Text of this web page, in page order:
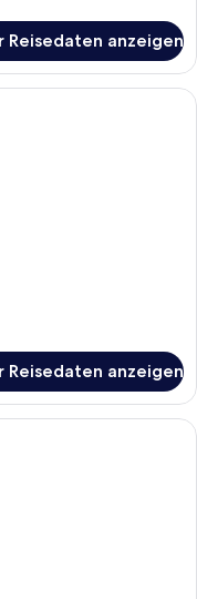
Reisedaten anzeigen
Hotelzimmer mit
Reisedaten anzeigen
mit einem großen